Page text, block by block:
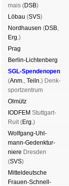
mais (DSB)
Lö­bau (SVS)
Nord­hau­sen (DSB,
Erg.)
Prag
Berlin-Lich­ten­berg
SGL-Spenden­open
(Anm., Teiln.) Denk­
sport­zen­trum
Ol­mütz
IODFEM Stutt­gart-
Ruit (Erg.)
Wolf­gang-Uhl­
mann-Ge­denk­tur­
niere Dres­den
(SVS)
Mit­tel­deu­tsche
Frauen-Schnell­